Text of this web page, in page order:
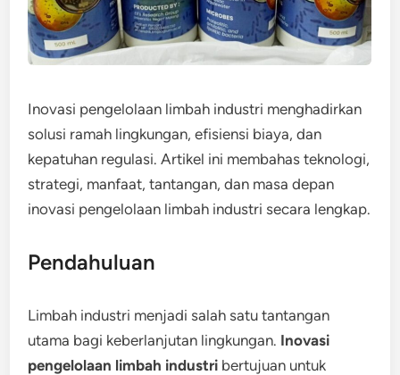
Inovasi pengelolaan limbah industri menghadirkan
solusi ramah lingkungan, efisiensi biaya, dan
kepatuhan regulasi. Artikel ini membahas teknologi,
strategi, manfaat, tantangan, dan masa depan
inovasi pengelolaan limbah industri secara lengkap.
Pendahuluan
Limbah industri menjadi salah satu tantangan
utama bagi keberlanjutan lingkungan. Inovasi
pengelolaan limbah industri bertujuan untuk